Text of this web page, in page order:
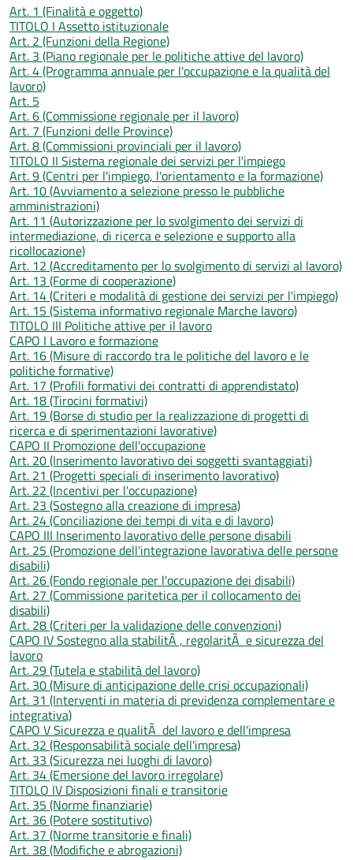
Art. 1 (Finalità e oggetto)
TITOLO I Assetto istituzionale
Art. 2 (Funzioni della Regione)
Art. 3 (Piano regionale per le politiche attive del lavoro)
Art. 4 (Programma annuale per l'occupazione e la qualità del
lavoro)
Art. 5
Art. 6 (Commissione regionale per il lavoro)
Art. 7 (Funzioni delle Province)
Art. 8 (Commissioni provinciali per il lavoro)
TITOLO II Sistema regionale dei servizi per l'impiego
Art. 9 (Centri per l'impiego, l'orientamento e la formazione)
Art. 10 (Avviamento a selezione presso le pubbliche
amministrazioni)
Art. 11 (Autorizzazione per lo svolgimento dei servizi di
intermediazione, di ricerca e selezione e supporto alla
ricollocazione)
Art. 12 (Accreditamento per lo svolgimento di servizi al lavoro)
Art. 13 (Forme di cooperazione)
Art. 14 (Criteri e modalità di gestione dei servizi per l'impiego)
Art. 15 (Sistema informativo regionale Marche lavoro)
TITOLO III Politiche attive per il lavoro
CAPO I Lavoro e formazione
Art. 16 (Misure di raccordo tra le politiche del lavoro e le
politiche formative)
Art. 17 (Profili formativi dei contratti di apprendistato)
Art. 18 (Tirocini formativi)
Art. 19 (Borse di studio per la realizzazione di progetti di
ricerca e di sperimentazioni lavorative)
CAPO II Promozione dell'occupazione
Art. 20 (Inserimento lavorativo dei soggetti svantaggiati)
Art. 21 (Progetti speciali di inserimento lavorativo)
Art. 22 (Incentivi per l'occupazione)
Art. 23 (Sostegno alla creazione di impresa)
Art. 24 (Conciliazione dei tempi di vita e di lavoro)
CAPO III Inserimento lavorativo delle persone disabili
Art. 25 (Promozione dell'integrazione lavorativa delle persone
disabili)
Art. 26 (Fondo regionale per l'occupazione dei disabili)
Art. 27 (Commissione paritetica per il collocamento dei
disabili)
Art. 28 (Criteri per la validazione delle convenzioni)
CAPO IV Sostegno alla stabilitÃ , regolaritÃ e sicurezza del
lavoro
Art. 29 (Tutela e stabilità del lavoro)
Art. 30 (Misure di anticipazione delle crisi occupazionali)
Art. 31 (Interventi in materia di previdenza complementare e
integrativa)
CAPO V Sicurezza e qualitÃ del lavoro e dell'impresa
Art. 32 (Responsabilità sociale dell'impresa)
Art. 33 (Sicurezza nei luoghi di lavoro)
Art. 34 (Emersione del lavoro irregolare)
TITOLO IV Disposizioni finali e transitorie
Art. 35 (Norme finanziarie)
Art. 36 (Potere sostitutivo)
Art. 37 (Norme transitorie e finali)
Art. 38 (Modifiche e abrogazioni)